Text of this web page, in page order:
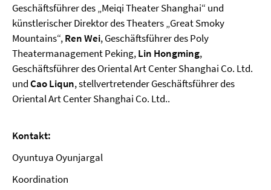
Geschäftsführer des „Meiqi Theater Shanghai“ und
künstlerischer Direktor des Theaters „Great Smoky
Mountains“,Ren Wei, Geschäftsführer des Poly
Theatermanagement Peking,Lin Hongming,
Geschäftsführer des Oriental Art Center Shanghai Co. Ltd.
undCao Liqun, stellvertretender Geschäftsführer des
Oriental Art Center Shanghai Co. Ltd..
Kontakt:
Oyuntuya Oyunjargal
Koordination